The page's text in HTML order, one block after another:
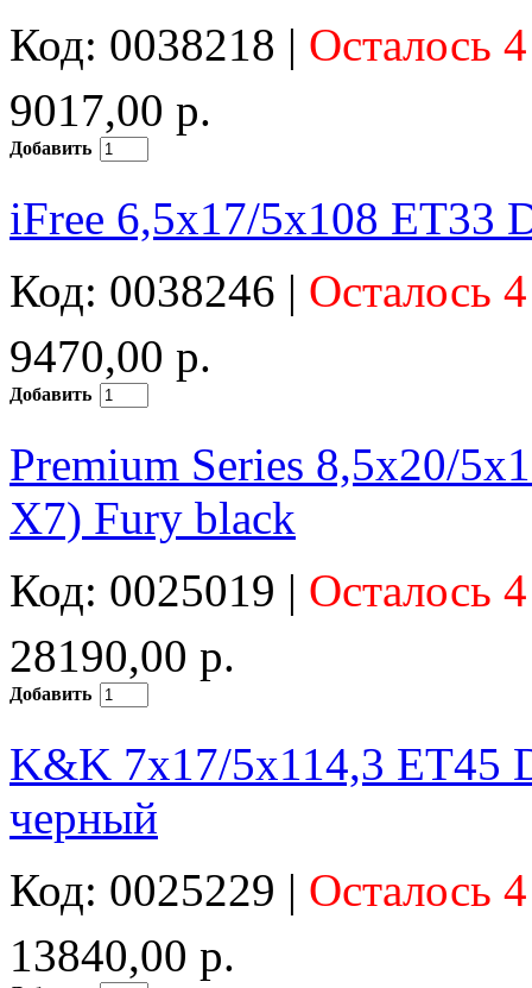
Код: 0038218 | Осталось
9017,00 р.
Добавить
iFree 6,5x17/5x108 ET33
Код: 0038246 | Осталось
9470,00 р.
Добавить
Premium Series 8,5x20/
X7) Fury black
Код: 0025019 | Осталось
28190,00 р.
Добавить
K&K 7x17/5x114,3
черный
Код: 0025229 | Осталось
13840,00 р.